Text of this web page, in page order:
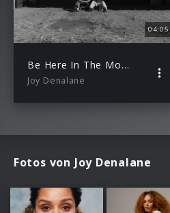
04:05
Be Here In The Morning
Joy Denalane
Fotos von Joy Denalane